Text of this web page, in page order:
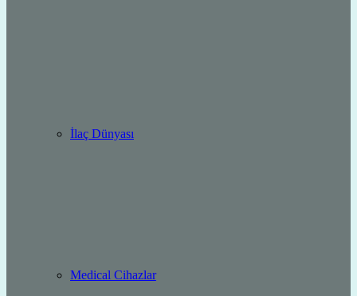
İlaç Dünyası
Medical Cihazlar